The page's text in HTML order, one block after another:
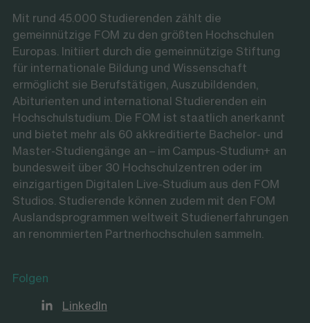
Mit rund 45.000 Studierenden zählt die
gemeinnützige FOM zu den größten Hochschulen
Europas. Initiiert durch die gemeinnützige Stiftung
für internationale Bildung und Wissenschaft
ermöglicht sie Berufstätigen, Auszubildenden,
Abiturienten und international Studierenden ein
Hochschulstudium. Die FOM ist staatlich anerkannt
und bietet mehr als 60 akkreditierte Bachelor- und
Master-Studiengänge an – im Campus-Studium+ an
bundesweit über 30 Hochschulzentren oder im
einzigartigen Digitalen Live-Studium aus den FOM
Studios. Studierende können zudem mit den FOM
Auslandsprogrammen weltweit Studienerfahrungen
an renommierten Partnerhochschulen sammeln.
Folgen
LinkedIn